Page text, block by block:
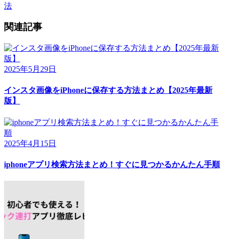
法
関連記事
2025年5月29日
インスタ画像をiPhoneに保存する方法まとめ【2025年最新
版】
2025年4月15日
iphoneアプリ検索方法まとめ！すぐに見つかるかんたん手順